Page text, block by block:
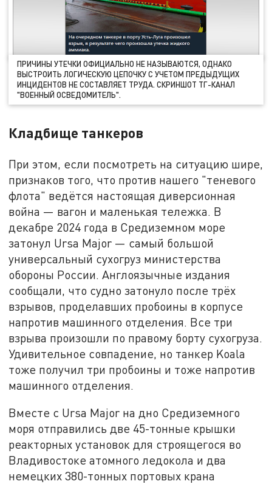
ПРИЧИНЫ УТЕЧКИ ОФИЦИАЛЬНО НЕ НАЗЫВАЮТСЯ, ОДНАКО
ВЫСТРОИТЬ ЛОГИЧЕСКУЮ ЦЕПОЧКУ С УЧЕТОМ ПРЕДЫДУЩИХ
ИНЦИДЕНТОВ НЕ СОСТАВЛЯЕТ ТРУДА. СКРИНШОТ ТГ-КАНАЛ
"ВОЕННЫЙ ОСВЕДОМИТЕЛЬ".
Кладбище танкеров
При этом, если посмотреть на ситуацию шире,
признаков того, что против нашего "теневого
флота" ведётся настоящая диверсионная
война — вагон и маленькая тележка. В
декабре 2024 года в Средиземном море
затонул Ursa Major — самый большой
универсальный сухогруз министерства
обороны России. Англоязычные издания
сообщали, что судно затонуло после трёх
взрывов, проделавших пробоины в корпусе
напротив машинного отделения. Все три
взрыва произошли по правому борту сухогруза.
Удивительное совпадение, но танкер Koala
тоже получил три пробоины и тоже напротив
машинного отделения.
Вместе с Ursa Major на дно Средиземного
моря отправились две 45-тонные крышки
реакторных установок для строящегося во
Владивостоке атомного ледокола и два
немецких 380-тонных портовых крана